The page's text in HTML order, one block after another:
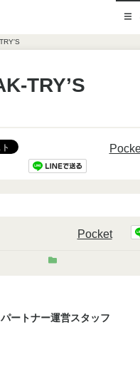
TRY’S
Pocket
ートナー運営スタッフ